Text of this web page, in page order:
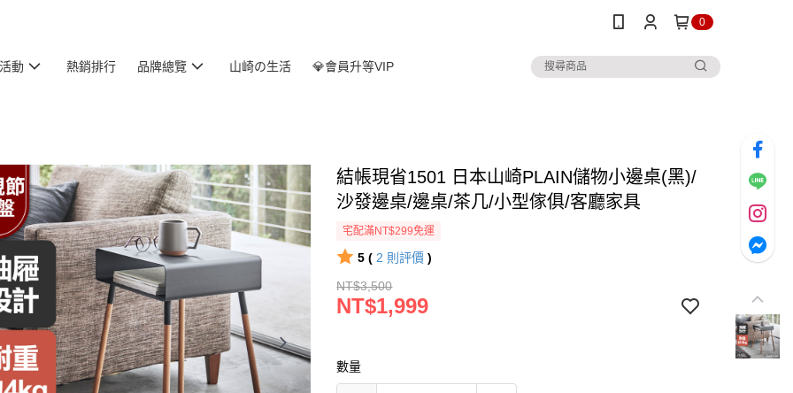
0
動 熱銷排行 品牌總覽 山崎の生活 💎會員升等VIP
結帳現省1501 日本山崎PLAIN儲物小邊桌(黑)/
沙發邊桌/邊桌/茶几/小型傢俱/客廳家具
宅配滿NT$299免運
5 ( 2 則評價 )
NT$3,500
NT$1,999
數量